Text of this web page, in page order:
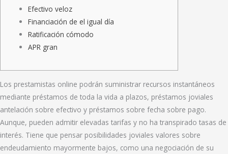
Efectivo veloz
Financiación de el igual día
Ratificación cómodo
APR gran
Los prestamistas online podrán suministrar recursos instantáneos
mediante préstamos de toda la vida a plazos, préstamos joviales
antelación sobre efectivo y préstamos sobre fecha sobre pago.
Aunque, pueden admitir elevadas tarifas y no ha transpirado tasas de
interés. Tiene que pensar posibilidades joviales valores sobre
endeudamiento mayormente bajos, como una negociación de su